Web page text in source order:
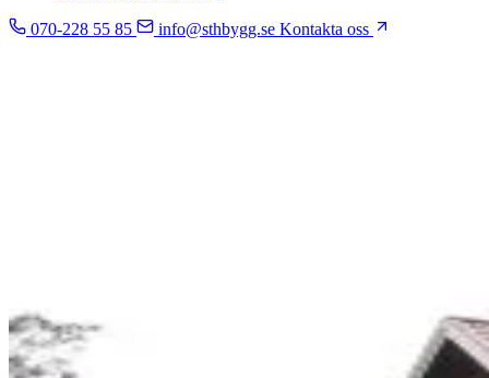
070-228 55 85 info@sthbygg.se Kontakta oss